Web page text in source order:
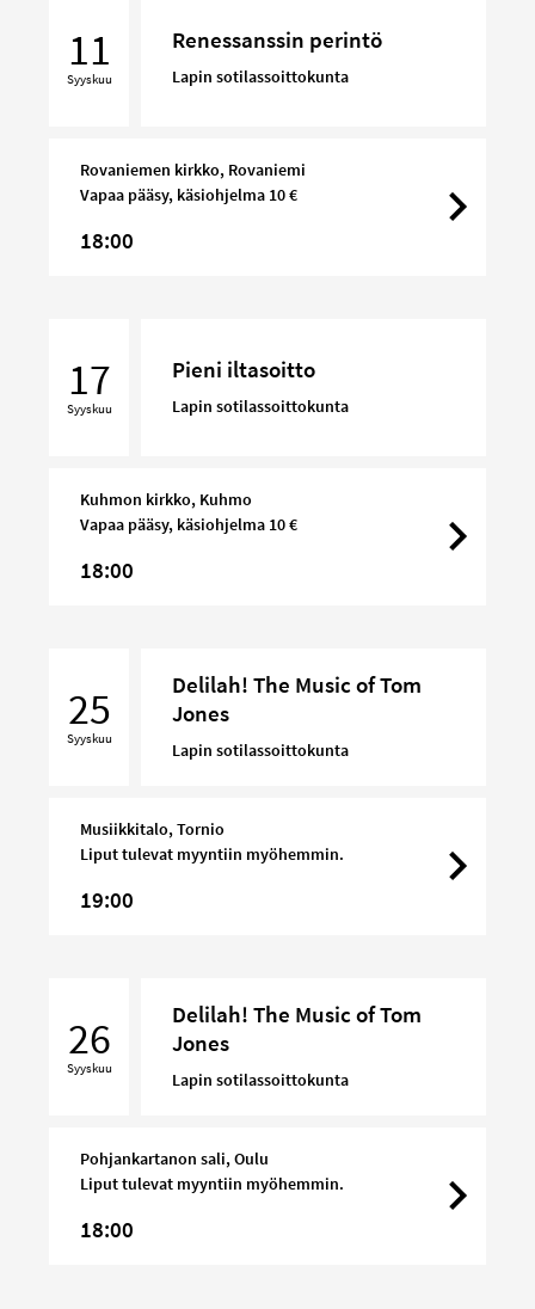
11
Syyskuu
Renessanssin perintö
Lapin sotilassoittokunta
Rovaniemen kirkko, Rovaniemi
Vapaa pääsy, käsiohjelma 10 €
18:00
17
Syyskuu
Pieni iltasoitto
Lapin sotilassoittokunta
Kuhmon kirkko, Kuhmo
Vapaa pääsy, käsiohjelma 10 €
18:00
Music
25
Syyskuu
Delilah! The Music of Tom
Jones
Lapin sotilassoittokunta
Musiikkitalo, Tornio
Liput tulevat myyntiin myöhemmin.
19:00
Music
26
Syyskuu
Delilah! The Music of Tom
Jones
Lapin sotilassoittokunta
Pohjankartanon sali, Oulu
Liput tulevat myyntiin myöhemmin.
18:00